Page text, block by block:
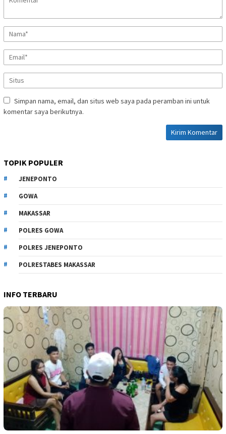
Simpan nama, email, dan situs web saya pada peramban ini untuk
komentar saya berikutnya.
TOPIK POPULER
JENEPONTO
GOWA
MAKASSAR
POLRES GOWA
POLRES JENEPONTO
POLRESTABES MAKASSAR
INFO TERBARU